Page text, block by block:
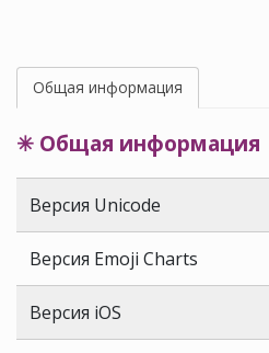
Общая информация
✳ Общая информация
Версия Unicode
Версия Emoji Charts
Версия iOS